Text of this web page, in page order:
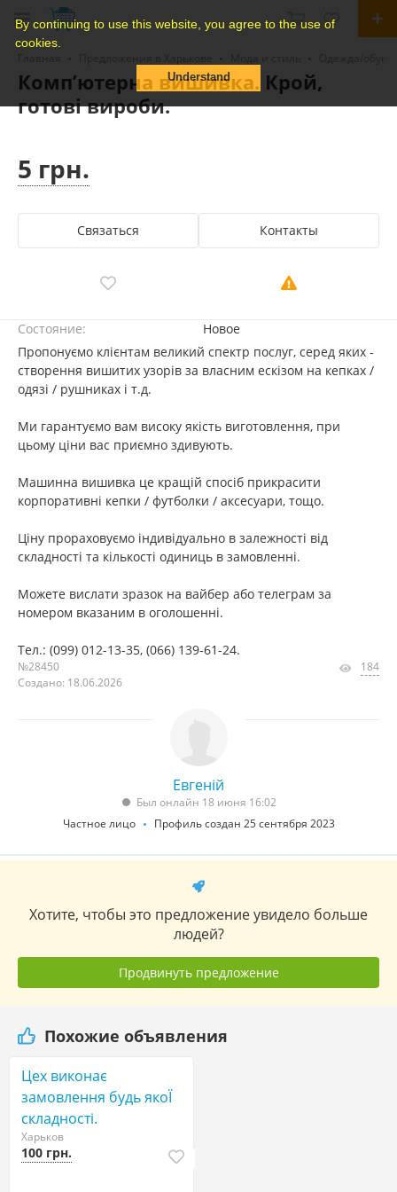
By continuing to use this website, you agree to the use of
cookies.
Understand
Компʼютерна вишивка. Крой,
готові вироби.
5 грн.
Связаться Контакты
Состояние:
Новое
Пропонуємо клієнтам великий спектр послуг, серед яких -
створення вишитих узорів за власним ескізом на кепках /
одязі / рушниках і т.д.
Ми гарантуємо вам високу якість виготовлення, при
цьому ціни вас приємно здивують.
Машинна вишивка це кращій спосіб прикрасити
корпоративні кепки / футболки / аксесуари, тощо.
Ціну прораховуємо індивідуально в залежності від
складності та кількості одиниць в замовленні.
Можете вислати зразок на вайбер або телеграм за
номером вказаним в оголошенні.
Тел.: (099) 012-13-35, (066) 139-61-24.
№28450
Создано: 18.06.2026
184
Евгеній
Был онлайн 18 июня 16:02
Частное лицо
Профиль создан 25 сентября 2023
Хотите, чтобы это предложение увидело больше
людей?
Продвинуть предложение
Похожие объявления
Цех виконає
замовлення будь якоЇ
складності.
Харьков
100 грн.